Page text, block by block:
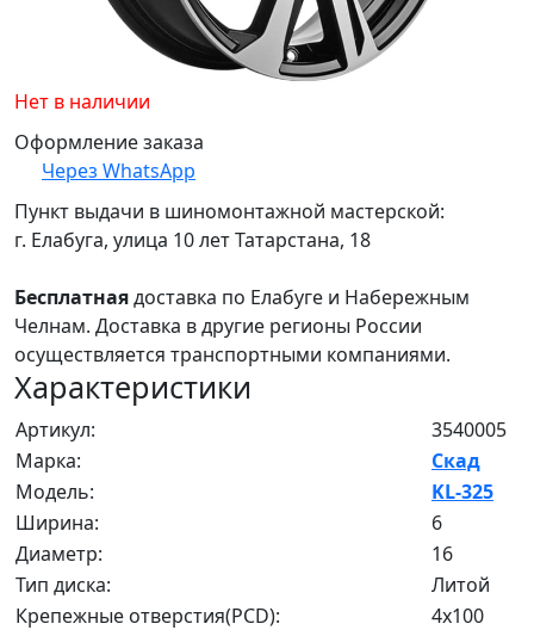
Нет в наличии
Оформление заказа
Через WhatsApp
Пункт выдачи в шиномонтажной мастерской:
г. Елабуга, улица 10 лет Татарстана, 18
Бесплатнаядоставка по Елабуге и Набережным
Челнам. Доставка в другие регионы России
осуществляется транспортными компаниями.
Характеристики
Артикул:
3540005
Марка:
Скад
Модель:
KL-325
Ширина:
6
Диаметр:
16
Тип диска:
Литой
Крепежные отверстия(PCD):
4x100